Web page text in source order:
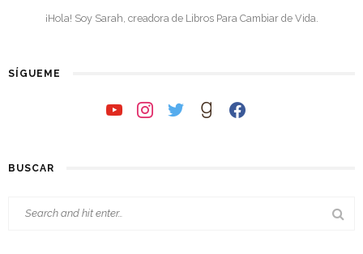
¡Hola! Soy Sarah, creadora de Libros Para Cambiar de Vida.
SÍGUEME
youtubeinstagramtwittergoodreadsfacebook
BUSCAR